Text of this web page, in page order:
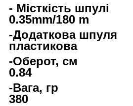
- Місткість
0.35mm/180 m
-Додаткова
пластикова
-Оберот,
0.84
-Вага,
380